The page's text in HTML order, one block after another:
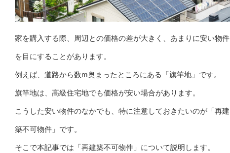
家を購入する際、周辺との価格の差が大きく、あまりに安い物件
を目にすることがあります。
例えば、道路から数m奥まったところにある「旗竿地」です。
旗竿地は、高級住宅地でも価格が安い場合があります。
こうした安い物件のなかでも、特に注意しておきたいのが「再建
築不可物件」です。
そこで本記事では「再建築不可物件」について説明します。